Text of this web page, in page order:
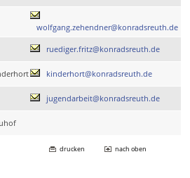
wolfgang.zehendner@konradsreuth.de
ruediger.fritz@konradsreuth.de
kinderhort@konradsreuth.de
jugendarbeit@konradsreuth.de
drucken nach oben